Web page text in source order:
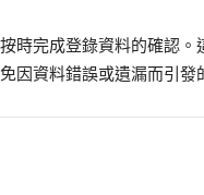
時完成登錄資料的確認
因資料錯誤或遺漏而引發